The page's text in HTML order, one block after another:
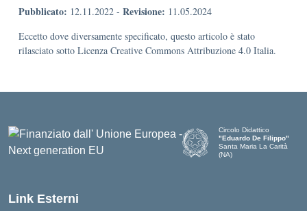
Pubblicato: 12.11.2022 - Revisione: 11.05.2024
Eccetto dove diversamente specificato, questo articolo è stato
rilasciato sotto Licenza Creative Commons Attribuzione 4.0 Italia.
Circolo Didattico
"Eduardo De Filippo"
Santa Maria La Carità
(NA)
Link Esterni